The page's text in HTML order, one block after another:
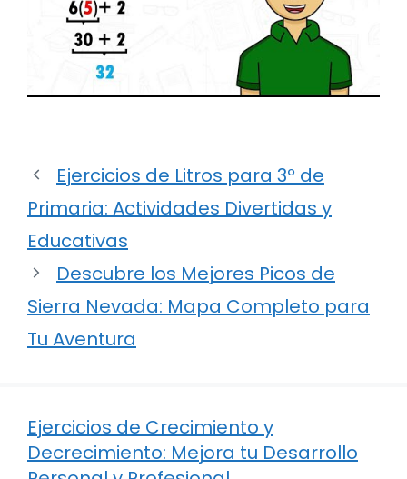
Ejercicios de Litros para 3º de
Primaria: Actividades Divertidas y
Educativas
Descubre los Mejores Picos de
Sierra Nevada: Mapa Completo para
Tu Aventura
Ejercicios de Crecimiento y
Decrecimiento: Mejora tu Desarrollo